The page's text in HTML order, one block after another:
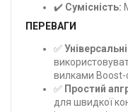
✔️ Сумісність:
ПЕРЕВАГИ
✅
вилками Boost-
✅ Простий
для швидкої